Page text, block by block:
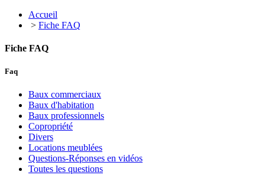
Accueil
> Fiche FAQ
Fiche FAQ
Faq
Baux commerciaux
Baux d'habitation
Baux professionnels
Copropriété
Divers
Locations meublées
Questions-Réponses en vidéos
Toutes les questions